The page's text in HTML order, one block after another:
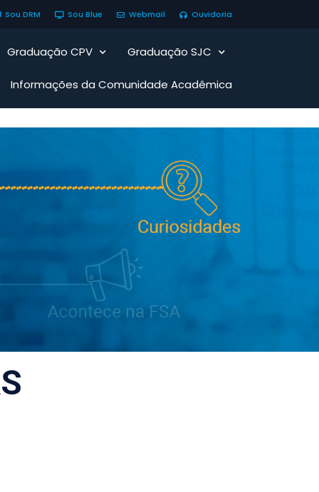
Sou DRM Sou Blue Webmail Ouvidoria
Graduação CPV Graduação SJC
Informações da Comunidade Acadêmica